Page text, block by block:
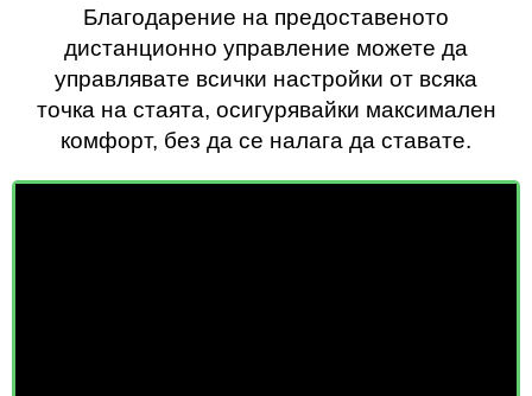
Благодарение на предоставеното
дистанционно управление можете да
управлявате всички настройки от всяка
точка на стаята, осигурявайки максимален
комфорт, без да се налага да ставате.